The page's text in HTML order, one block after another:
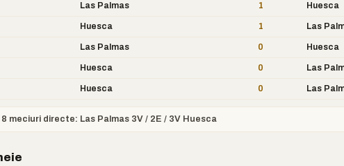
Las Palmas 1 Huesca
Huesca 1 Las
Las Palmas 0 Huesca
Huesca 0 Las
Huesca 0 Las
8 meciuri directe: Las Palmas 3V / 2E / 3V Huesca